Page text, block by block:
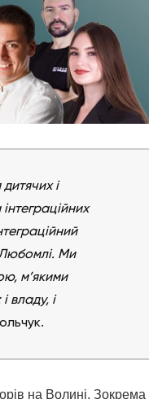
і
Любомлі. Ми
м’якими
владу, і
на Волині. Зокрема